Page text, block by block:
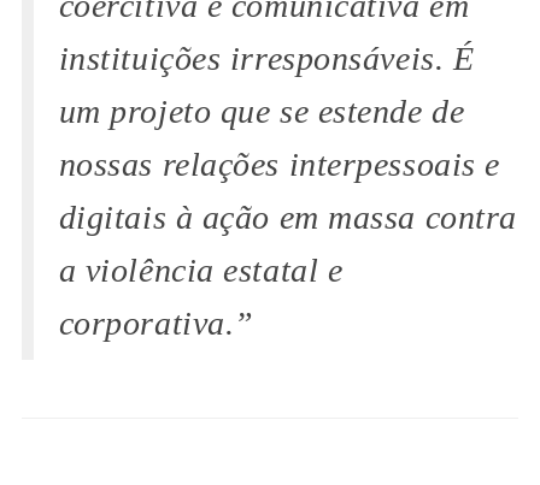
instituições irresponsáveis. É
um projeto que se estende de
nossas relações interpessoais e
digitais à ação em massa contra
a violência estatal e
corporativa.”